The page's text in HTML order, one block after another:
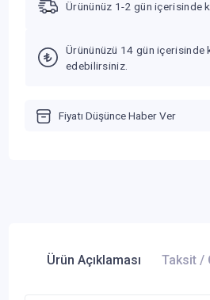
Ürününüz 1-2 gün içerisinde
Ürününüzü 14 gün içerisinde
edebilirsiniz.
Fiyatı Düşünce Haber Ver
Ürün Açıklaması Taksit /